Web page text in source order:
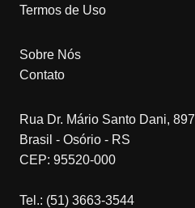
Termos de Uso
Sobre Nós
Contato
Rua Dr. Mário Santo Dani, 897
Brasil - Osório - RS
CEP: 95520-000
Tel.: (51) 3663-3544